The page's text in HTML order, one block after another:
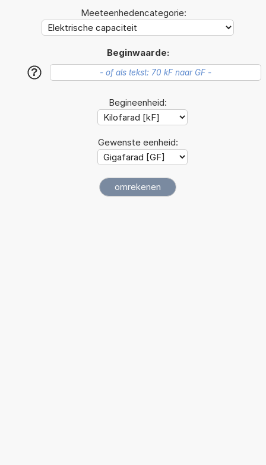
Meeteenhedencategorie:
Beginwaarde:
?
Begineenheid:
Gewenste eenheid: